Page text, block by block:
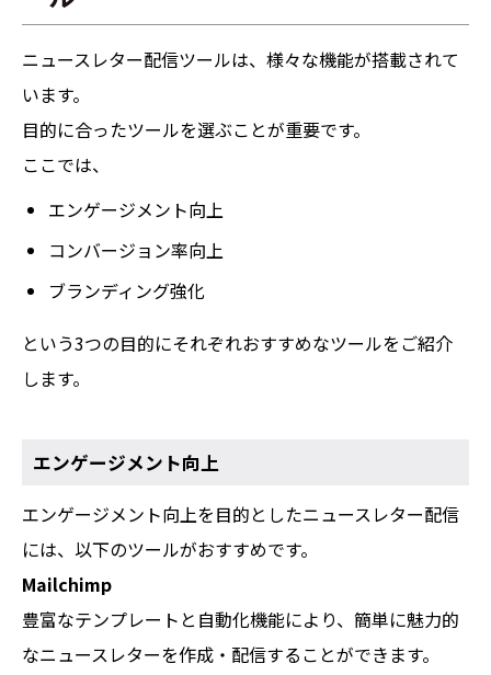
ニュースレター配信ツールは、様々な機能が搭載されて
います。
目的に合ったツールを選ぶことが重要です。
ここでは、
エンゲージメント向上
コンバージョン率向上
ブランディング強化
という3つの目的にそれぞれおすすめなツールをご紹介
します。
エンゲージメント向上
エンゲージメント向上を目的としたニュースレター配信
には、以下のツールがおすすめです。
Mailchimp
豊富なテンプレートと自動化機能により、簡単に魅力的
なニュースレターを作成・配信することができます。